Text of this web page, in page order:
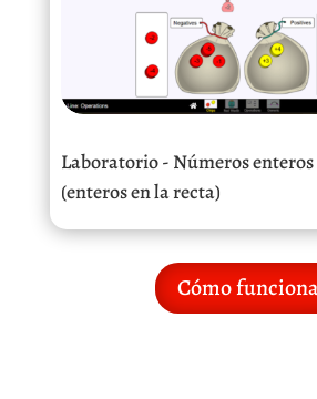
Laboratorio - Números enteros
(enteros en la recta)
Cómo